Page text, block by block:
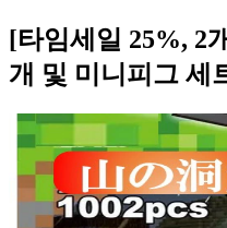
[타임세일 25%, 2
개 및 미니피그 세